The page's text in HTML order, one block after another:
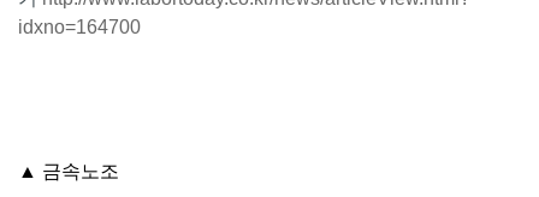
idxno=164700
▲ 금속노조